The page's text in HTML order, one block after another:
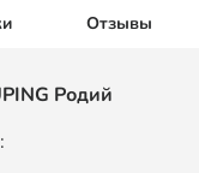
Отзывы
Родий